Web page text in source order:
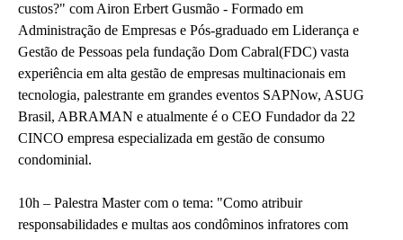
custos?" com Airon Erbert Gusmão - Formado em
Administração de Empresas e Pós-graduado em Liderança e
Gestão de Pessoas pela fundação Dom Cabral(FDC) vasta
experiência em alta gestão de empresas multinacionais em
tecnologia, palestrante em grandes eventos SAPNow, ASUG
Brasil, ABRAMAN e atualmente é o CEO Fundador da 22
CINCO empresa especializada em gestão de consumo
condominial.
10h – Palestra Master com o tema: "Como atribuir
responsabilidades e multas aos condôminos infratores com